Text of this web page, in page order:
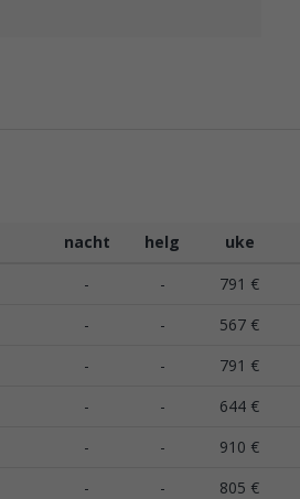
nacht helg uke
- - 791 €
- - 567 €
- - 791 €
- - 644 €
- - 910 €
- - 805 €